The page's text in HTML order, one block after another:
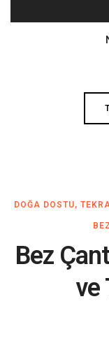
DOĞA DOSTU,
Bez
ve